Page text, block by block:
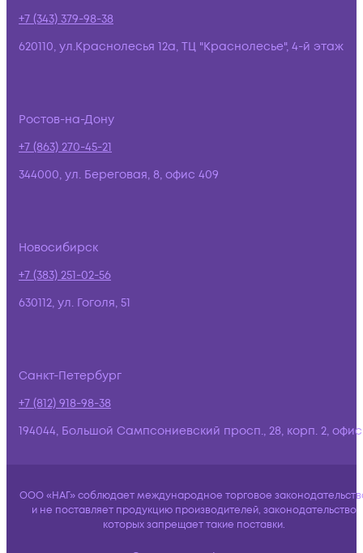
+7 (343) 379-98-38
620110, ул.Краснолесья 12а, ТЦ "Краснолесье", 4-й этаж
Ростов-на-Дону
+7 (863) 270-45-21
344000, ул. Береговая, 8, офис 409
Новосибирск
+7 (383) 251-02-56
630112, ул. Гоголя, 51
Санкт-Петербург
+7 (812) 918-98-38
194044, Большой Сампсониевский просп., 28, корп. 2,
ООО «НАГ» соблюдает международное торговое
и не поставляет продукцию производителей, законодательство
которых запрещает такие поставки.